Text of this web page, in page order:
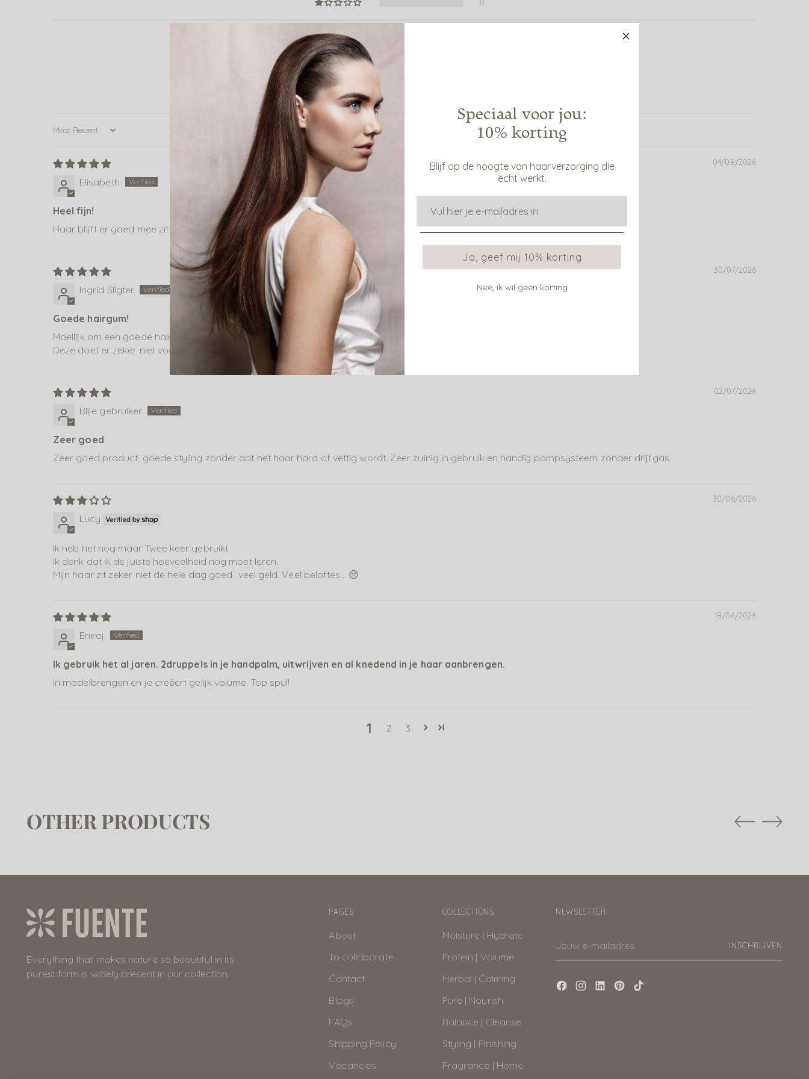
0
98.1
Sort by
04/08/2026
Elisabeth
Heel fijn!
Haar blijft er goed mee zitten! Soms wat vettig aan het eind van de dag maar doet wat het moet doen.
30/07/2026
Ingrid Sligter
Goede hairgum!
Moeilijk om een goede hairgum te vinden nadat mijn eigen vertrouwde gum niet meer te verkrijgen was.
Deze doet er zeker niet voor onder en ruikt ook nog eens lekker! Handig doseerpompje!
02/07/2026
Blije gebruiker
Zeer goed
Zeer goed product, goede styling zonder dat het haar hard of vettig wordt. Zeer zuinig in gebruik en handig pompsysteem zonder drijfgas.
30/06/2026
Lucy
Ik heb het nog maar Twee keer gebruikt.
Ik denk dat ik de juiste hoeveelheid nog moet leren.
Mijn haar zit zeker niet de hele dag goed...veel geld. Veel beloftes... 😔
18/06/2026
Eniroj
Ik gebruik het al jaren. 2druppels in je handpalm, uitwrijven en al knedend in je haar aanbrengen.
In modelbrengen en je creëert gelijk volume. Top spul!
1 2 3
OTHER PRODUCTS
Everything that makes nature so beautiful in its
purest form is widely present in our collection.
PAGES
About
To collaborate
Contact
Blogs
FAQs
Shipping Policy
Vacancies
COLLECTIONS
Moisture | Hydrate
Protein | Volume
Herbal | Calming
Pure | Nourish
Balance | Cleanse
Styling | Finishing
Fragrance | Home
NEWSLETTER
e-
INSCHRIJVEN
Speciaal voor jou:
10% korting
Blijf op de hoogte van haarverzorging die
echt werkt.
E-mail
Ja, geef mij 10% korting
Nee, ik wil geen korting